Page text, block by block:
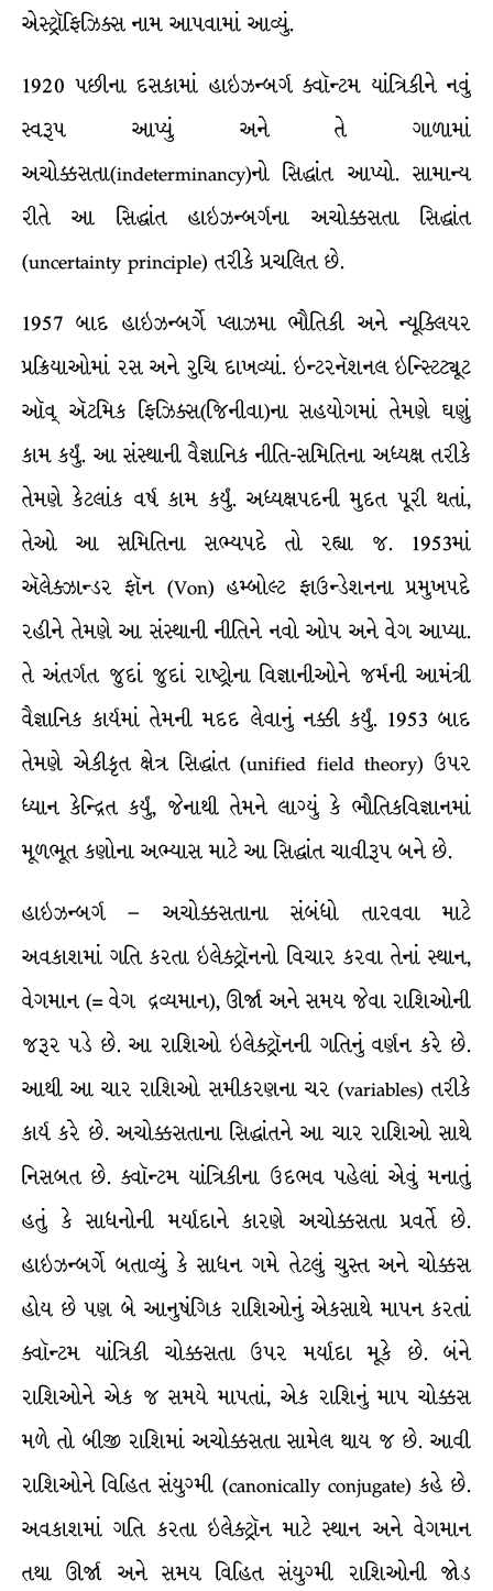
એસ્ટ્રૉફિઝિક્સ નામ આપવામાં આવ્યું.
1920 પછીના દસકામાં હાઇઝન્બર્ગ ક્વૉન્ટમ યાંત્રિકીને નવું
સ્વરૂપ આપ્યું અને તે ગાળામાં
અચોક્કસતા(indeterminancy)નો સિદ્ધાંત આપ્યો. સામાન્ય
રીતે આ સિદ્ધાંત હાઇઝન્બર્ગના અચોક્કસતા સિદ્ધાંત
(uncertainty principle) તરીકે પ્રચલિત છે.
1957 બાદ હાઇઝન્બર્ગે પ્લાઝ્મા ભૌતિકી અને ન્યૂક્લિયર
પ્રક્રિયાઓમાં રસ અને રુચિ દાખવ્યાં. ઇન્ટરનૅશનલ ઇન્સ્ટિટ્યૂટ
ઑવ્ ઍટમિક ફિઝિક્સ(જિનીવા)ના સહયોગમાં તેમણે ઘણું
કામ કર્યું. આ સંસ્થાની વૈજ્ઞાનિક નીતિ-સમિતિના અધ્યક્ષ તરીકે
તેમણે કેટલાંક વર્ષ કામ કર્યું. અધ્યક્ષપદની મુદત પૂરી થતાં,
તેઓ આ સમિતિના સભ્યપદે તો રહ્યા જ. 1953માં
ઍલેક્ઝાન્ડર ફૉન (Von) હમ્બોલ્ટ ફાઉન્ડેશનના પ્રમુખપદે
રહીને તેમણે આ સંસ્થાની નીતિને નવો ઓપ અને વેગ આપ્યા.
તે અંતર્ગત જુદાં જુદાં રાષ્ટ્રોના વિજ્ઞાનીઓને જર્મની આમંત્રી
વૈજ્ઞાનિક કાર્યમાં તેમની મદદ લેવાનું નક્કી કર્યું. 1953 બાદ
તેમણે એકીકૃત ક્ષેત્ર સિદ્ધાંત (unified field theory) ઉપર
ધ્યાન કેન્દ્રિત કર્યું, જેનાથી તેમને લાગ્યું કે ભૌતિકવિજ્ઞાનમાં
મૂળભૂત કણોના અભ્યાસ માટે આ સિદ્ધાંત ચાવીરૂપ બને છે.
હાઇઝન્બર્ગ – અચોક્કસતાના સંબંધો તારવવા માટે
અવકાશમાં ગતિ કરતા ઇલેક્ટ્રૉનનો વિચાર કરવા તેનાં સ્થાન,
વેગમાન (= વેગ દ્રવ્યમાન), ઊર્જા અને સમય જેવા રાશિઓની
જરૂર પડે છે. આ રાશિઓ ઇલેક્ટ્રૉનની ગતિનું વર્ણન કરે છે.
આથી આ ચાર રાશિઓ સમીકરણના ચર (variables) તરીકે
કાર્ય કરે છે. અચોક્કસતાના સિદ્ધાંતને આ ચાર રાશિઓ સાથે
નિસબત છે. ક્વૉન્ટમ યાંત્રિકીના ઉદભવ પહેલાં એવું મનાતું
હતું કે સાધનોની મર્યાદાને કારણે અચોક્કસતા પ્રવર્તે છે.
હાઇઝન્બર્ગે બતાવ્યું કે સાધન ગમે તેટલું ચુસ્ત અને ચોક્કસ
હોય છે પણ બે આનુષંગિક રાશિઓનું એકસાથે માપન કરતાં
ક્વૉન્ટમ યાંત્રિકી ચોક્કસતા ઉપર મર્યાદા મૂકે છે. બંને
રાશિઓને એક જ સમયે માપતાં, એક રાશિનું માપ ચોક્કસ
મળે તો બીજી રાશિમાં અચોક્કસતા સામેલ થાય જ છે. આવી
રાશિઓને વિહિત સંયુગ્મી (canonically conjugate) કહે છે.
અવકાશમાં ગતિ કરતા ઇલેક્ટ્રૉન માટે સ્થાન અને વેગમાન
તથા ઊર્જા અને સમય વિહિત સંયુગ્મી રાશિઓની જોડ